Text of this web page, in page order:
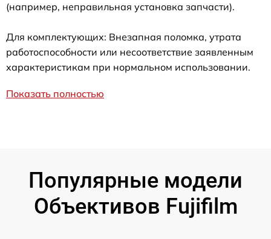
(например, неправильная установка запчасти).
Для комплектующих: Внезапная поломка, утрата
работоспособности или несоответствие заявленным
характеристикам при нормальном использовании.
Показать полностью
Популярные модели
Объективов Fujifilm